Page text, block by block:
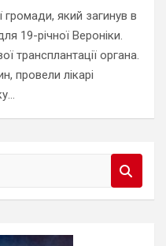
громади, який загинув в
19-річної Вероніки.
трансплантації органа.
провели лікарі